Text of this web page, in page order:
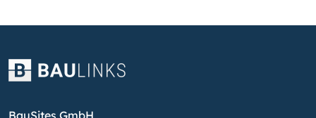
BauSites GmbH